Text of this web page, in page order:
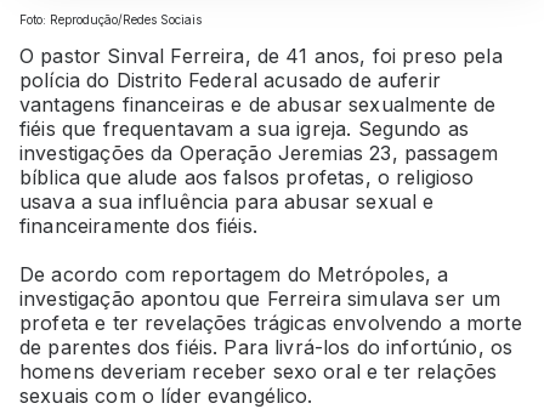
Foto: Reprodução/Redes Sociais
O pastor Sinval Ferreira, de 41 anos, foi preso pela
polícia do Distrito Federal acusado de auferir
vantagens financeiras e de abusar sexualmente de
fiéis que frequentavam a sua igreja. Segundo as
investigações da Operação Jeremias 23, passagem
bíblica que alude aos falsos profetas, o religioso
usava a sua influência para abusar sexual e
financeiramente dos fiéis.
De acordo com reportagem do Metrópoles, a
investigação apontou que Ferreira simulava ser um
profeta e ter revelações trágicas envolvendo a morte
de parentes dos fiéis. Para livrá-los do infortúnio, os
homens deveriam receber sexo oral e ter relações
sexuais com o líder evangélico.